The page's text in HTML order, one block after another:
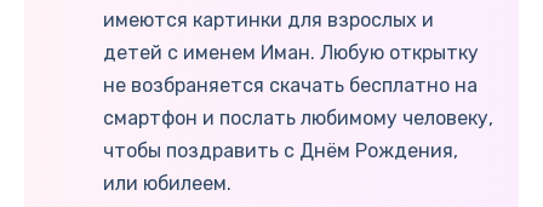
имеются картинки для взрослых и
детей с именем Иман. Любую открытку
не возбраняется скачать бесплатно на
смартфон и послать любимому человеку,
чтобы поздравить с Днём Рождения,
или юбилеем.